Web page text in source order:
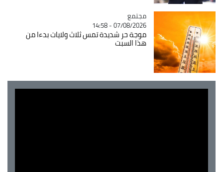
Catégorie
مجتمع
07/08/2026 - 14:58
موجة حر شديدة تمس ثلاث ولايات بدءا من
هذا السبت